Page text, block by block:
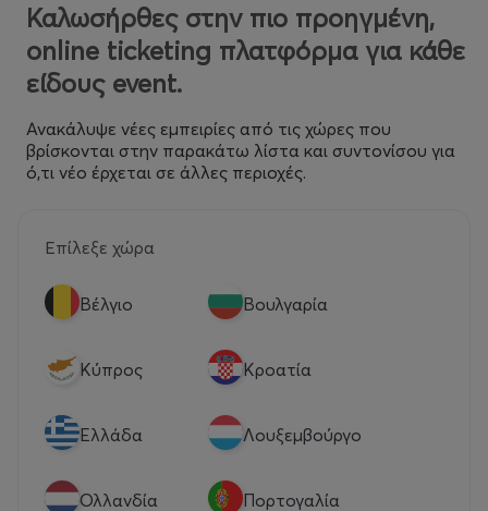
Καλωσήρθες στην πιο προηγμένη,
online ticketing πλατφόρμα για κάθε
είδους event.
Ανακάλυψε νέες εμπειρίες από τις χώρες που
βρίσκονται στην παρακάτω λίστα και συντονίσου για
ό,τι νέο έρχεται σε άλλες περιοχές.
Επίλεξε χώρα
Βέλγιο Βουλγαρία
Κύπρος Κροατία
Eλλάδα Λουξεμβούργο
Ολλανδία Πορτογαλία